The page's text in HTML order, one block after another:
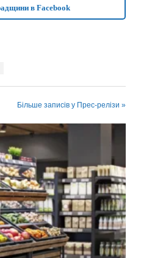
в Facebook
Більше записів у Прес-релізи »